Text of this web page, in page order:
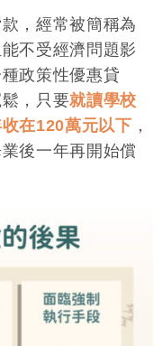
，經常被簡稱為
不受經濟問題影
政策性優惠貸
，只要就讀學校
在120萬元以下 ，
後一年再開始償